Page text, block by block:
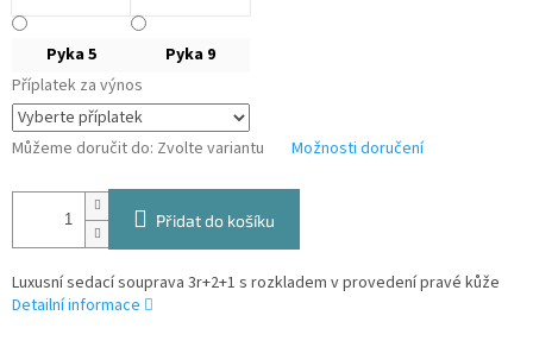
Pyka 5
Pyka 9
Příplatek za výnos
Můžeme doručit do: Zvolte variantu Možnosti doručení
Přidat do košíku
Luxusní sedací souprava 3r+2+1 s rozkladem v provedení pravé kůže
Detailní informace